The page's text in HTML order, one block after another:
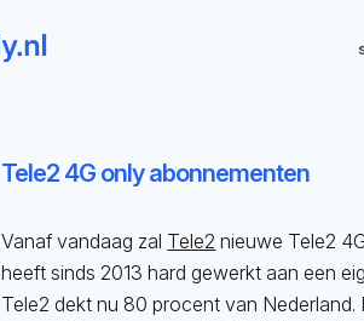
Tele2 4G only abonnementen
Vanaf vandaag zal Tele2 nieuwe Tele2
heeft sinds 2013 hard gewerkt aan een
Tele2 dekt nu 80 procent van